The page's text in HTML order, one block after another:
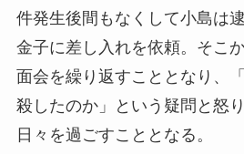
件発生後間もなくして小島は
金子に差し入れを依頼。そこ
面会を繰り返すこととなり、
殺したのか」という疑問と怒
日々を過ごすこととなる。